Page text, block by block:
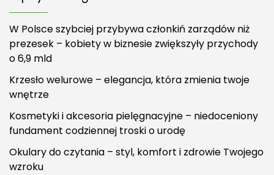
W Polsce szybciej przybywa członkiń zarządów niż
prezesek – kobiety w biznesie zwiększyły przychody
o 6,9 mld
Krzesło welurowe – elegancja, która zmienia twoje
wnętrze
Kosmetyki i akcesoria pielęgnacyjne – niedoceniony
fundament codziennej troski o urodę
Okulary do czytania – styl, komfort i zdrowie Twojego
wzroku